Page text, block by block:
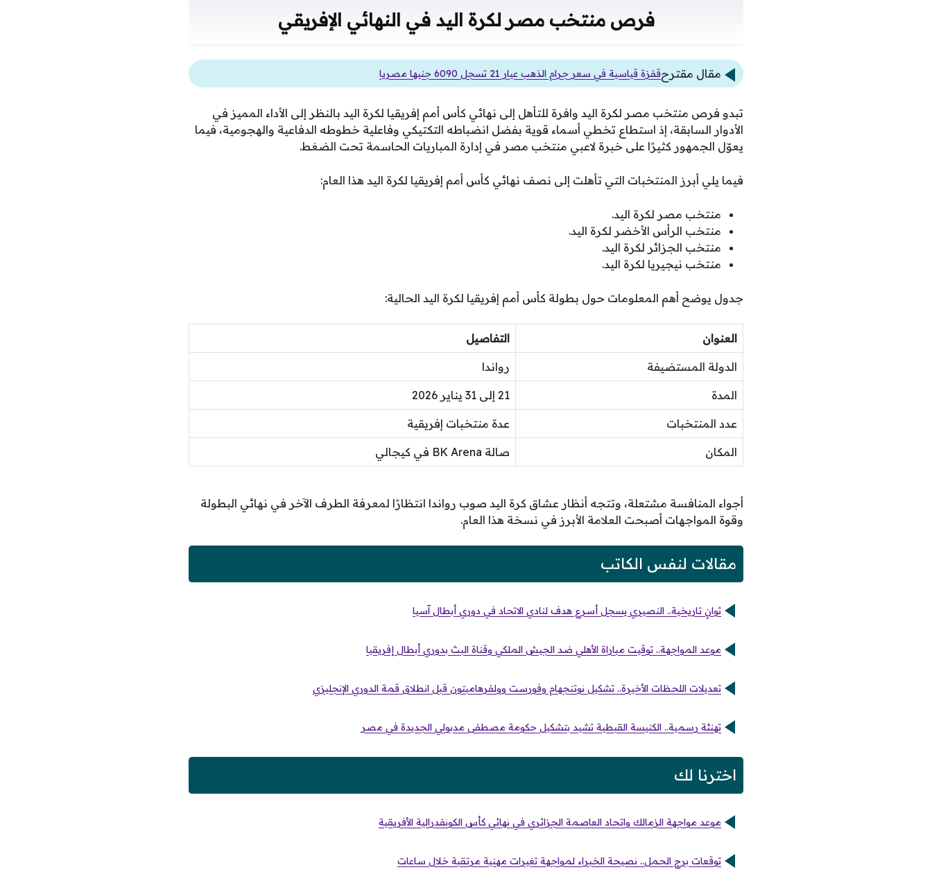
فرص منتخب مصر لكرة اليد في النهائي الإفريقي
مقال مقترحقفزة قياسية في سعر جرام الذهب عيار 21 تسجل 6090 جنيها مصريا
تبدو فرص منتخب مصر لكرة اليد وافرة للتأهل إلى نهائي كأس أمم إفريقيا لكرة اليد بالنظر إلى الأداء المميز في
الأدوار السابقة، إذ استطاع تخطي أسماء قوية بفضل انضباطه التكتيكي وفاعلية خطوطه الدفاعية والهجومية، فيما
يعوّل الجمهور كثيرًا على خبرة لاعبي منتخب مصر في إدارة المباريات الحاسمة تحت الضغط.
فيما يلي أبرز المنتخبات التي تأهلت إلى نصف نهائي كأس أمم إفريقيا لكرة اليد هذا العام:
منتخب مصر لكرة اليد.
منتخب الرأس الأخضر لكرة اليد.
منتخب الجزائر لكرة اليد.
منتخب نيجيريا لكرة اليد.
جدول يوضح أهم المعلومات حول بطولة كأس أمم إفريقيا لكرة اليد الحالية:
العنوان التفاصيل
الدولة المستضيفة رواندا
المدة 21 إلى 31 يناير 2026
عدد المنتخبات عدة منتخبات إفريقية
المكان صالة BK Arena في كيجالي
أجواء المنافسة مشتعلة، وتتجه أنظار عشاق كرة اليد صوب رواندا انتظارًا لمعرفة الطرف الآخر في نهائي البطولة
وقوة المواجهات أصبحت العلامة الأبرز في نسخة هذا العام.
مقالات لنفس الكاتب
ثوانٍ تاريخية.. النصيري يسجل أسرع هدف لنادي الاتحاد في دوري أبطال آسيا
موعد المواجهة.. توقيت مباراة الأهلي ضد الجيش الملكي وقناة البث بدوري أبطال إفريقيا
تعديلات اللحظات الأخيرة.. تشكيل نوتنجهام وفورست وولفرهامبتون قبل انطلاق قمة الدوري الإنجليزي
تهنئة رسمية.. الكنيسة القبطية تشيد بتشكيل حكومة مصطفى مدبولي الجديدة في مصر
اخترنا لك
موعد مواجهة الزمالك واتحاد العاصمة الجزائري في نهائي كأس الكونفدرالية الأفريقية
توقعات برج الحمل.. نصيحة الخبراء لمواجهة تغيرات مهنية مرتقبة خلال ساعات